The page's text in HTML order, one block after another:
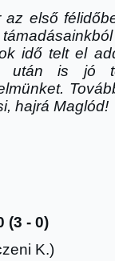
az első
idő telt el
után is jó
hajrá Maglód!
(3 - 0)
K.)